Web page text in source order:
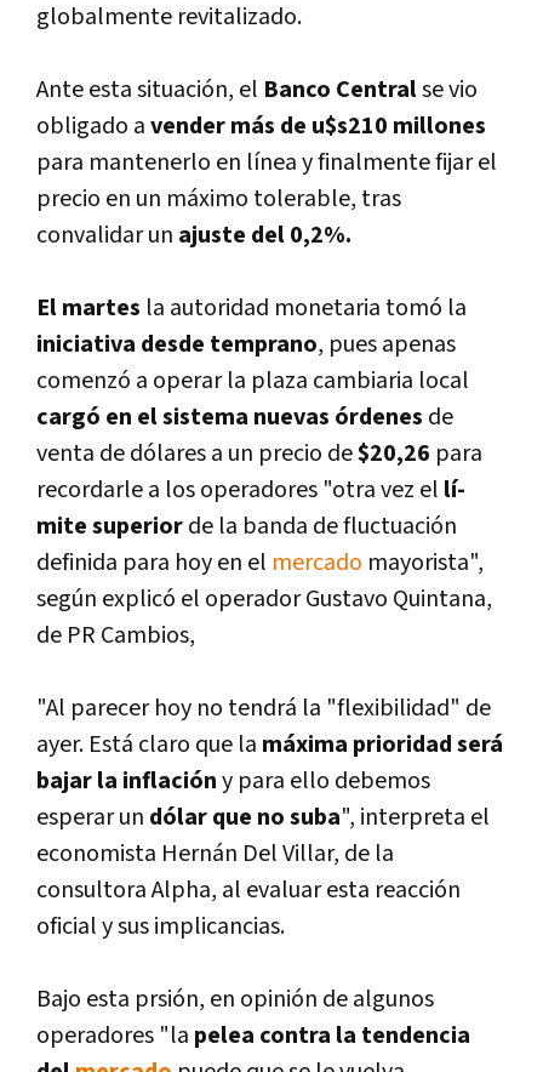
globalmente revitalizado.
Ante esta situación, el Banco Centralse vio
obligado avender más de u$s210 millones
para mantenerlo en lí­nea y finalmente fijar el
precio en un máximo tolerable, tras
convalidar un ajuste del 0,2%.
El martes la autoridad monetaria tomó la
iniciativa desde temprano, pues apenas
comenzó a operar la plaza cambiaria local
cargó en el sistema nuevas órdenes de
venta de dólares a un precio de$20,26 para
recordarle a los operadores "otra vez el lí­
mite superiorde la banda de fluctuación
definida para hoy en el mercado mayorista",
según explicó el operador Gustavo Quintana,
de PR Cambios,
"Al parecer hoy no tendrá la "flexibilidad" de
ayer. Está claro que la máxima prioridad será
bajar la inflacióny para ello debemos
esperar un dólar que no suba", interpreta el
economista Hernán Del Villar, de la
consultora Alpha, al evaluar esta reacción
oficial y sus implicancias.
Bajo esta prsión, en opinión de algunos
operadores "la pelea contra la tendencia